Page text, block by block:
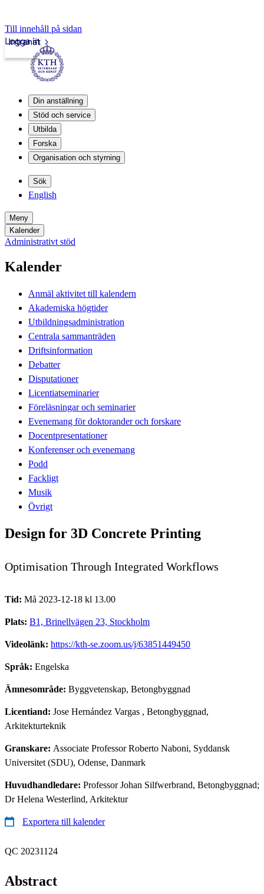
Till innehåll på sidan
Intranät
Logga in
Din anställning
Stöd och service
Utbilda
Forska
Organisation och styrning
Sök
English
Meny
Kalender
Administrativt stöd
Kalender
Anmäl aktivitet till kalendern
Akademiska högtider
Utbildningsadministration
Centrala sammanträden
Driftsinformation
Debatter
Disputationer
Licentiatseminarier
Föreläsningar och seminarier
Evenemang för doktorander och forskare
Docentpresentationer
Konferenser och evenemang
Podd
Fackligt
Musik
Övrigt
Design for 3D Concrete Printing
Optimisation Through Integrated Workflows
Tid: Må 2023-12-18 kl 13.00
Plats: B1, Brinellvägen 23, Stockholm
Videolänk: https://kth-se.zoom.us/j/63851449450
Språk: Engelska
Ämnesområde: Byggvetenskap, Betongbyggnad
Licentiand: Jose Hernández Vargas , Betongbyggnad,
Arkitekturteknik
Granskare: Associate Professor Roberto Naboni, Syddansk
Universitet (SDU), Odense, Danmark
Huvudhandledare: Professor Johan Silfwerbrand, Betongbyggnad;
Dr Helena Westerlind, Arkitektur
Exportera till kalender
QC 20231124
Abstract